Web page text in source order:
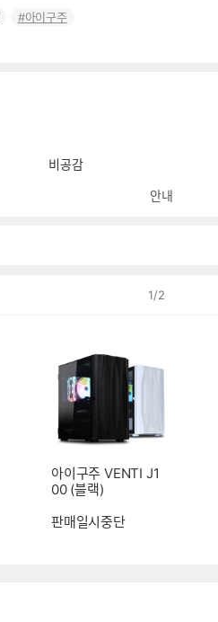
아이구주
비공감
안내
1/2
아이구주 VENTI J1
00 (블랙)
판매일시중단